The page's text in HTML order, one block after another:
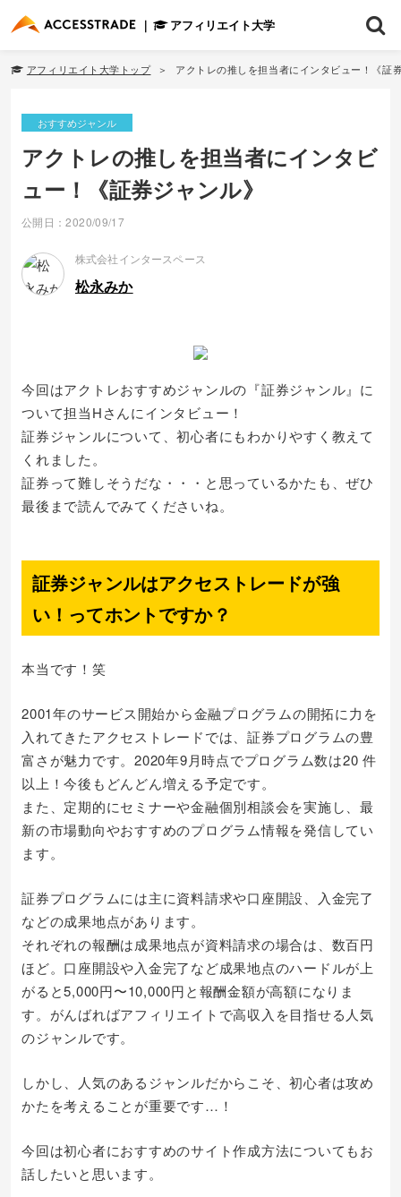
アフィリエイト大学
アフィリエイト大学トップ アクトレの推しを担当者にインタビュー！《証
おすすめジャンル
アクトレの推しを担当者にインタビ
ュー！《証券ジャンル》
公開日：2020/09/17
株式会社インタースペース
松永みか
今回はアクトレおすすめジャンルの『証券ジャンル』に
ついて担当Hさんにインタビュー！
証券ジャンルについて、初心者にもわかりやすく教えて
くれました。
証券って難しそうだな・・・と思っているかたも、ぜひ
最後まで読んでみてくださいね。
証券ジャンルはアクセストレードが強
い！ってホントですか？
本当です！笑
2001年のサービス開始から金融プログラムの開拓に力を
入れてきたアクセストレードでは、証券プログラムの豊
富さが魅力です。2020年9月時点でプログラム数は20 件
以上！今後もどんどん増える予定です。
また、定期的にセミナーや金融個別相談会を実施し、最
新の市場動向やおすすめのプログラム情報を発信してい
ます。
証券プログラムには主に資料請求や口座開設、入金完了
などの成果地点があります。
それぞれの報酬は成果地点が資料請求の場合は、数百円
ほど。口座開設や入金完了など成果地点のハードルが上
がると5,000円〜10,000円と報酬金額が高額になりま
す。がんばればアフィリエイトで高収入を目指せる人気
のジャンルです。
しかし、人気のあるジャンルだからこそ、初心者は攻め
かたを考えることが重要です…！
今回は初心者におすすめのサイト作成方法についてもお
話したいと思います。